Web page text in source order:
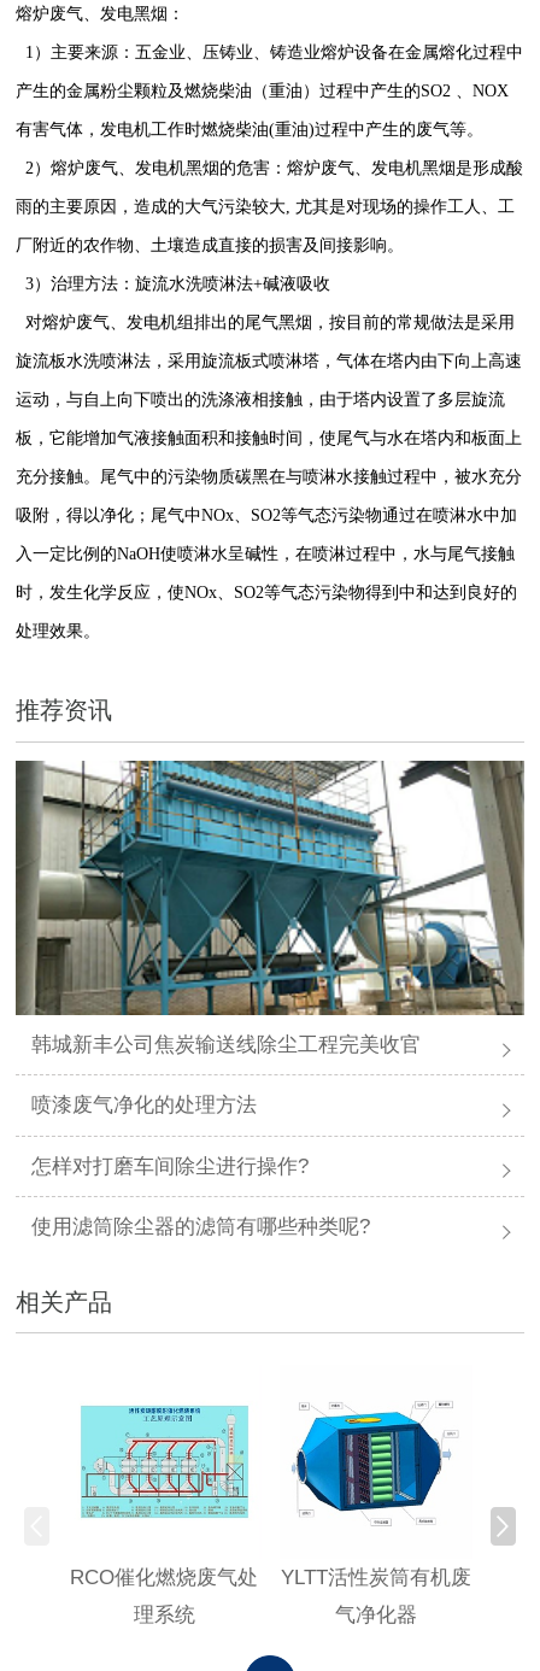
熔炉废气、发电黑烟：
1）主要来源：五金业、压铸业、铸造业熔炉设备在金属熔化过程中
产生的金属粉尘颗粒及燃烧柴油（重油）过程中产生的SO2 、NOX
有害气体，发电机工作时燃烧柴油(重油)过程中产生的废气等。
2）熔炉废气、发电机黑烟的危害：熔炉废气、发电机黑烟是形成酸
雨的主要原因，造成的大气污染较大, 尤其是对现场的操作工人、工
厂附近的农作物、土壤造成直接的损害及间接影响。
3）治理方法：旋流水洗喷淋法+碱液吸收
对熔炉废气、发电机组排出的尾气黑烟，按目前的常规做法是采用
旋流板水洗喷淋法，采用旋流板式喷淋塔，气体在塔内由下向上高速
运动 ，与自上向下喷出的洗涤液相接触，由于塔内设置了多层旋流
板，它能增加气液接触面积和接触时间，使尾气与水在塔内和板面上
充分接触。尾气中的污染物质碳黑在与喷淋水接触过程中，被水充分
吸附，得以净化；尾气中NOx、SO2等气态污染物通过在喷淋水中加
入一定比例的NaOH使喷淋水呈碱性，在喷淋过程中，水与尾气接触
时，发生化学反应，使NOx、SO2等气态污染物得到中和达到良好的
处理效果。
推荐资讯
韩城新丰公司焦炭输送线除尘工程完美收官
喷漆废气净化的处理方法
怎样对打磨车间除尘进行操作?
使用滤筒除尘器的滤筒有哪些种类呢?
相关产品
RCO催化燃烧废气处
理系统
YLTT活性炭筒有机废
气净化器